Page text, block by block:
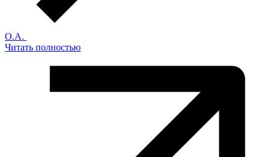
О.А.
Читать полностью